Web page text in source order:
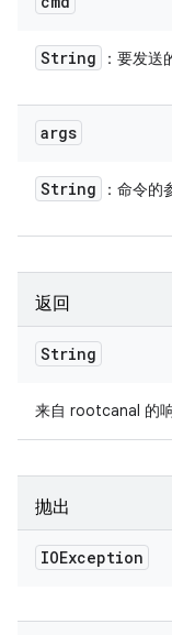
String ：要发送
args
String ：命令的
返回
String
来自 rootcanal 的
抛出
IOException